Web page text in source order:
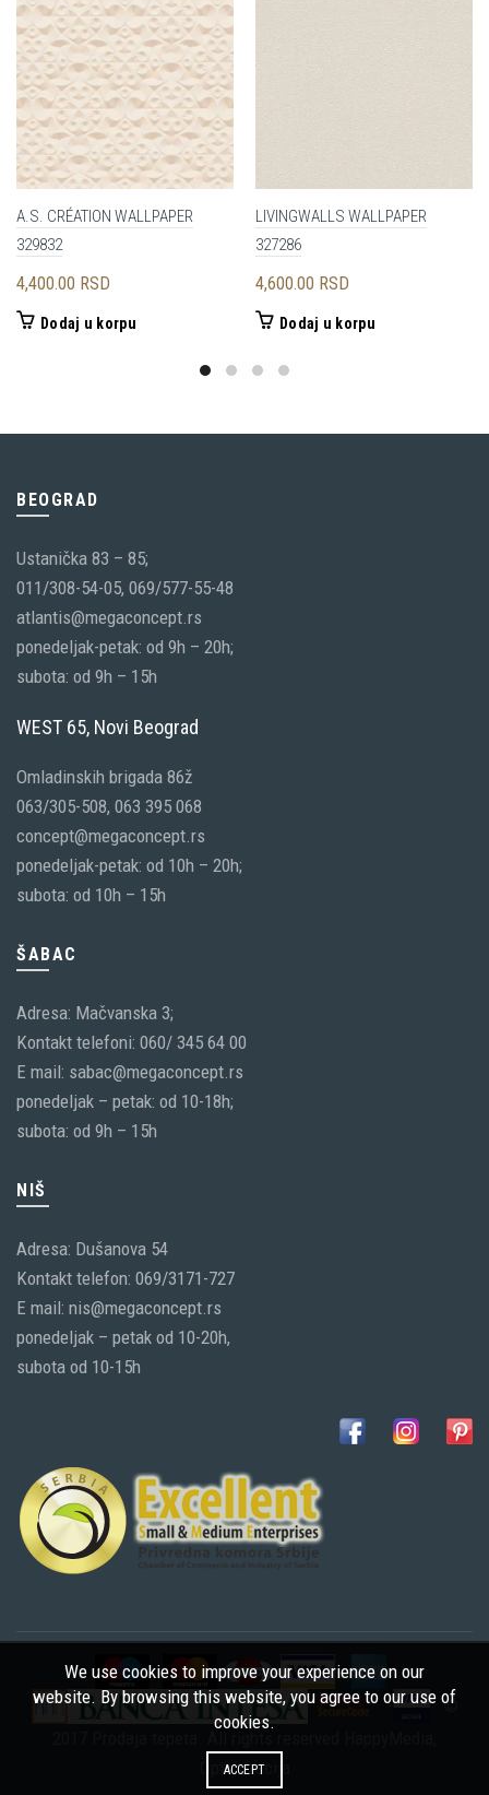
A.S. CRÉATION WALLPAPER
329832
4,400.00 RSD
Dodaj u korpu
LIVINGWALLS WALLPAPER
327286
4,600.00 RSD
Dodaj u korpu
BEOGRAD
Ustanička 83 – 85;
011/308-54-05, 069/577-55-48
atlantis@megaconcept.rs
ponedeljak-petak: od 9h – 20h;
subota: od 9h – 15h
WEST 65, Novi Beograd
Omladinskih brigada 86ž
063/305-508, 063 395 068
concept@megaconcept.rs
ponedeljak-petak: od 10h – 20h;
subota: od 10h – 15h
ŠABAC
Adresa: Mačvanska 3;
Kontakt telefoni: 060/ 345 64 00
E mail: sabac@megaconcept.rs
ponedeljak – petak: od 10-18h;
subota: od 9h – 15h
NIŠ
Adresa: Dušanova 54
Kontakt telefon: 069/3171-727
E mail: nis@megaconcept.rs
ponedeljak – petak od 10-20h,
subota od 10-15h
©
Optimizacija
We use cookies to improve your experience on our
website. By browsing this website, you agree to our use of
cookies.
ACCEPT